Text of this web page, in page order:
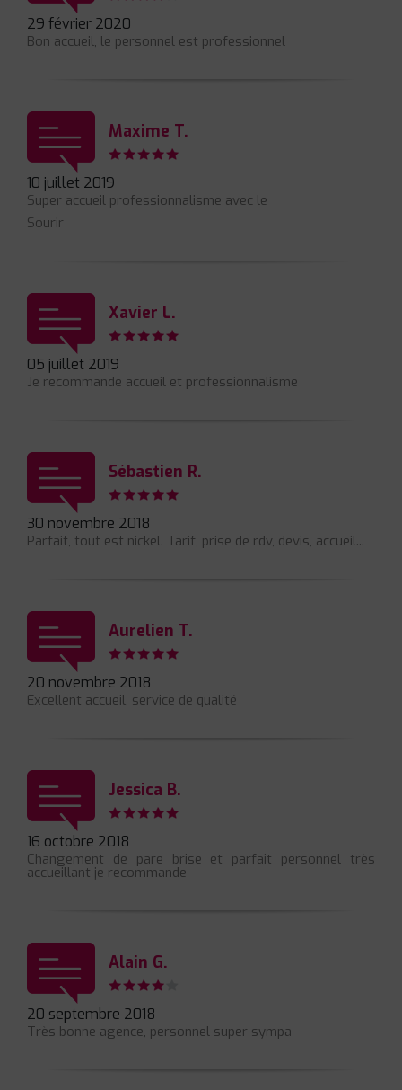
29 février 2020
Bon accueil, le personnel est professionnel
Maxime T.
10 juillet 2019
Super accueil professionnalisme avec le
Sourir
Xavier L.
05 juillet 2019
Je recommande accueil et professionnalisme
Sébastien R.
30 novembre 2018
Parfait, tout est nickel. Tarif, prise de rdv, devis, accueil...
Aurelien T.
20 novembre 2018
Excellent accueil, service de qualité
Jessica B.
16 octobre 2018
Changement de pare brise et parfait personnel très
accueillant je recommande
Alain G.
20 septembre 2018
Très bonne agence, personnel super sympa